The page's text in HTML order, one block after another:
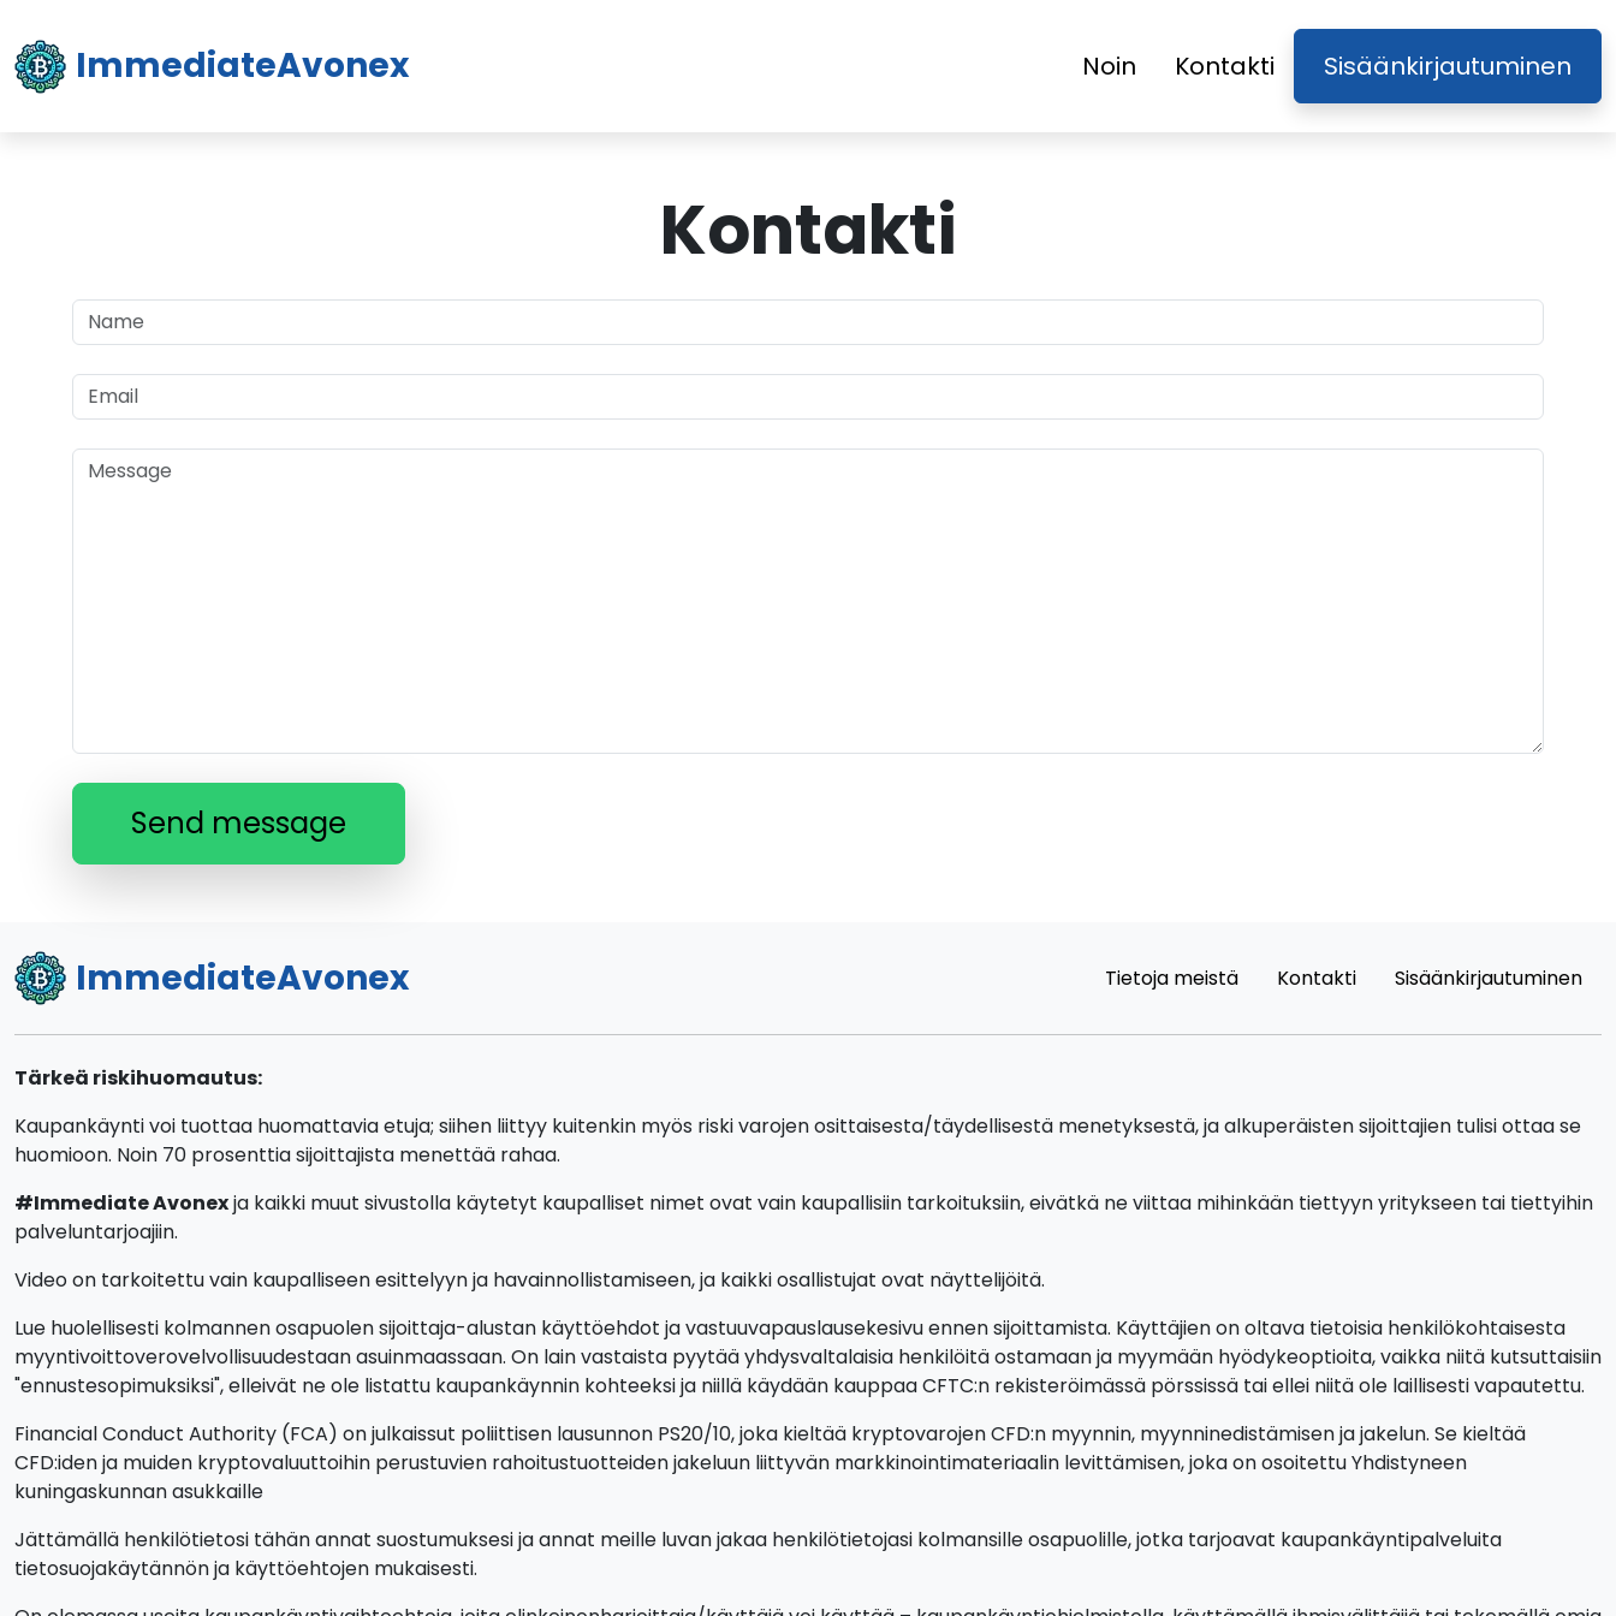
ImmediateAvonex Noin Kontakti Sisäänkirjautuminen
Kontakti
Send message
ImmediateAvonex Tietoja meistä Kontakti Sisäänkirjautuminen
Tärkeä riskihuomautus:
Kaupankäynti voi tuottaa huomattavia etuja; siihen liittyy kuitenkin myös riski varojen osittaisesta/täydellisestä menetyksestä, ja alkuperäisten sijoittajien tulisi ottaa se
huomioon. Noin 70 prosenttia sijoittajista menettää rahaa.
#Immediate Avonexja kaikki muut sivustolla käytetyt kaupalliset nimet ovat vain kaupallisiin tarkoituksiin, eivätkä ne viittaa mihinkään tiettyyn yritykseen tai tiettyihin
palveluntarjoajiin.
Video on tarkoitettu vain kaupalliseen esittelyyn ja havainnollistamiseen, ja kaikki osallistujat ovat näyttelijöitä.
Lue huolellisesti kolmannen osapuolen sijoittaja-alustan käyttöehdot ja vastuuvapauslausekesivu ennen sijoittamista. Käyttäjien on oltava tietoisia henkilökohtaisesta
myyntivoittoverovelvollisuudestaan asuinmaassaan. On lain vastaista pyytää yhdysvaltalaisia henkilöitä ostamaan ja myymään hyödykeoptioita, vaikka niitä kutsuttaisiin
"ennustesopimuksiksi", elleivät ne ole listattu kaupankäynnin kohteeksi ja niillä käydään kauppaa CFTC:n rekisteröimässä pörssissä tai ellei niitä ole laillisesti vapautettu.
Financial Conduct Authority (FCA) on julkaissut poliittisen lausunnon PS20/10, joka kieltää kryptovarojen CFD:n myynnin, myynninedistämisen ja jakelun. Se kieltää
CFD:iden ja muiden kryptovaluuttoihin perustuvien rahoitustuotteiden jakeluun liittyvän markkinointimateriaalin levittämisen, joka on osoitettu Yhdistyneen
kuningaskunnan asukkaille
Jättämällä henkilötietosi tähän annat suostumuksesi ja annat meille luvan jakaa henkilötietojasi kolmansille osapuolille, jotka tarjoavat kaupankäyntipalveluita
tietosuojakäytännön ja käyttöehtojen mukaisesti.